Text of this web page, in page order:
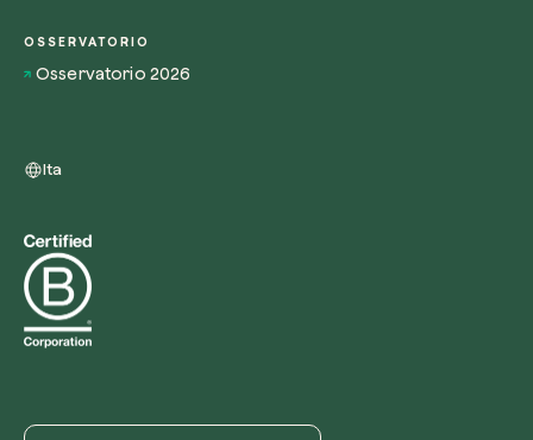
OSSERVATORIO
Osservatorio 2026
Ita